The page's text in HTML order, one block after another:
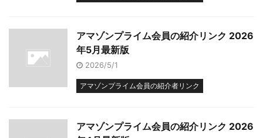
アマゾンプライム会員の紹介リンク 2026
年5月最新版
2026/5/1
アマゾンプライム会員の紹介者リンク
アマゾンプライム会員の紹介リンク 2026